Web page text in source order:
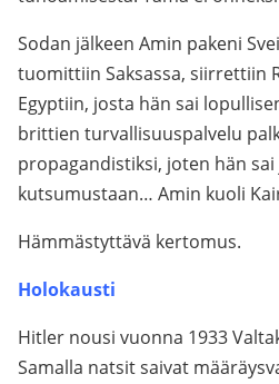
Sodan jälkeen Amin pakeni
tuomittiin Saksassa, siirrettiin
Egyptiin, josta hän sai
brittien turvallisuuspalvelu
propagandistiksi, joten hän sai
kutsumustaan… Amin kuoli
Hämmästyttävä kertomus.
Holokausti
Hitler nousi vuonna 1933
Samalla natsit saivat